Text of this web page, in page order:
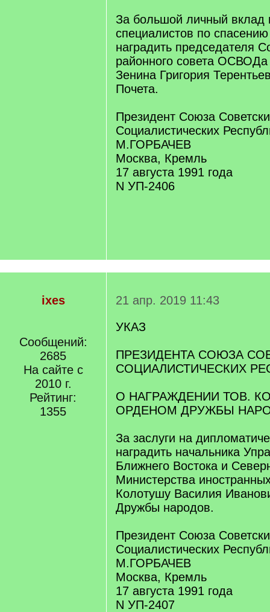
За большой личный вклад
специалистов по
наградить председателя
районного совета ОСВОДа
Зенина Григория
Почета.
Президент Союза
Социалистических
М.ГОРБАЧЕВ
Москва, Кремль
17 августа 1991 года
N УП-2406
ixes
Сообщений:
2685
На сайте с
2010 г.
Рейтинг:
1355
21 апр. 2019 11:43
УКАЗ
ПРЕЗИДЕНТА СОЮЗА
СОЦИАЛИСТИЧЕСКИХ
О НАГРАЖДЕНИИ ТОВ.
ОРДЕНОМ ДРУЖБЫ
За заслуги на
наградить начальника
Ближнего Востока и
Министерства
Колотушу Василия
Дружбы народов.
Президент Союза
Социалистических
М.ГОРБАЧЕВ
Москва, Кремль
17 августа 1991 года
N УП-2407